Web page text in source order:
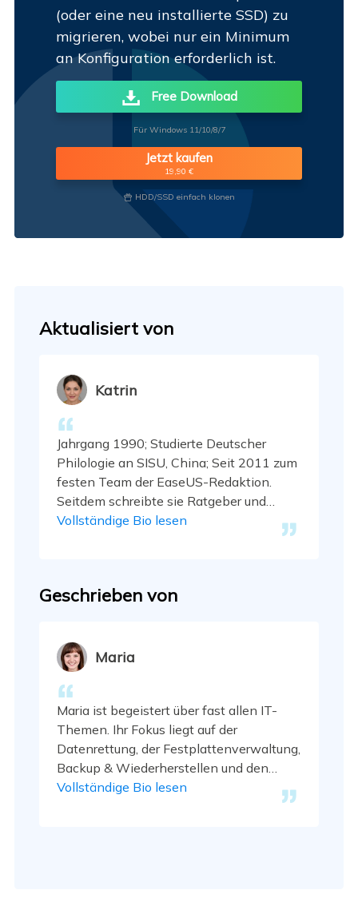
(oder eine neu installierte SSD) zu
migrieren, wobei nur ein Minimum
an Konfiguration erforderlich ist.
Free Download
Für Windows 11/10/8/7
Jetzt kaufen
19,90 €
 HDD/SSD einfach klonen
Aktualisiert von
Katrin
Jahrgang 1990; Studierte Deutscher
Philologie an SISU, China; Seit 2011 zum
festen Team der EaseUS-Redaktion.
Seitdem schreibte sie Ratgeber und
Tipps. Zudem berichtete sie über Neues
Vollständige Bio lesen
Geschrieben von
Maria
Maria ist begeistert über fast allen IT-
Themen. Ihr Fokus liegt auf der
Datenrettung, der Festplattenverwaltung,
Backup & Wiederherstellen und den
Multimedien. Diese Artikel umfassen die
Vollständige Bio lesen